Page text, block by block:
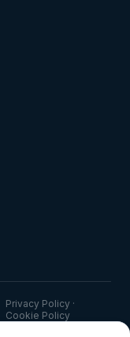
Privacy Policy ·
Cookie Policy